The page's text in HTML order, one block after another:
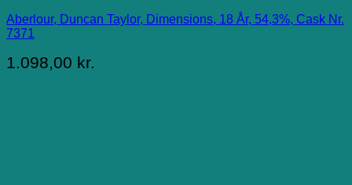
Aberlour, Duncan Taylor, Dimensions, 18 År, 54,3%, Cask Nr.
7371
1.098,00 kr.